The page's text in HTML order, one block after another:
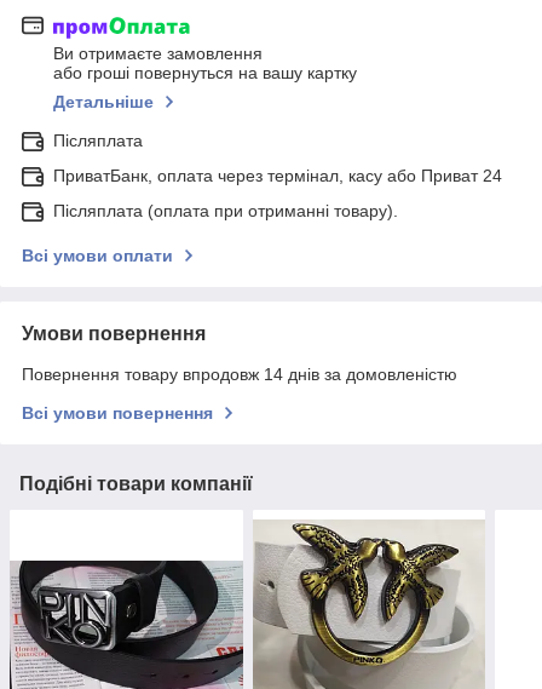
Ви отримаєте замовлення
або гроші повернуться на вашу картку
Детальніше
Післяплата
ПриватБанк, оплата через термінал, касу або Приват 24
Післяплата (оплата при отриманні товару).
Всі умови оплати
Умови повернення
Повернення товару впродовж 14 днів за домовленістю
Всі умови повернення
Подібні товари компанії